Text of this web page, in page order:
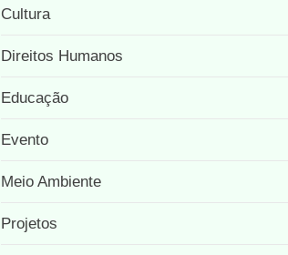
Cultura
Direitos Humanos
Educação
Evento
Meio Ambiente
Projetos